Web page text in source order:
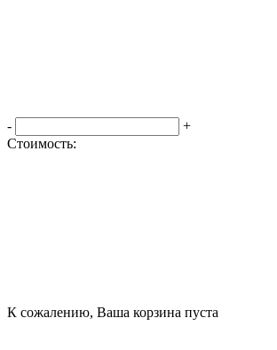
-
+
Стоимость:
К сожалению, Ваша корзина пуста